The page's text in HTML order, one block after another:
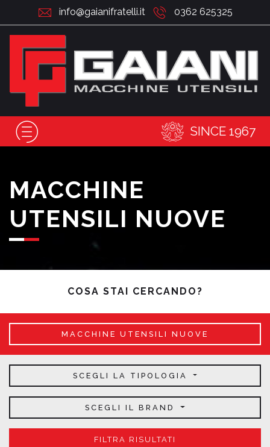
info@gaianifratelli.it 0362 625325
SINCE 1967
MACCHINE
UTENSILI NUOVE
COSA STAI CERCANDO?
MACCHINE UTENSILI NUOVE
SCEGLI LA TIPOLOGIA
SCEGLI IL BRAND
FILTRA RISULTATI